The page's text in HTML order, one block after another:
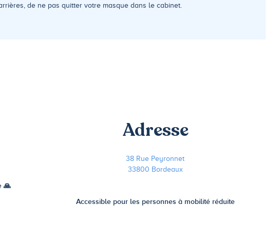
de ne pas quitter votre masque dans le cabinet.
🙏
Adresse
38 Rue Peyronnet
33800 Bordeaux
Accessible pour les personnes à mobilité réduite